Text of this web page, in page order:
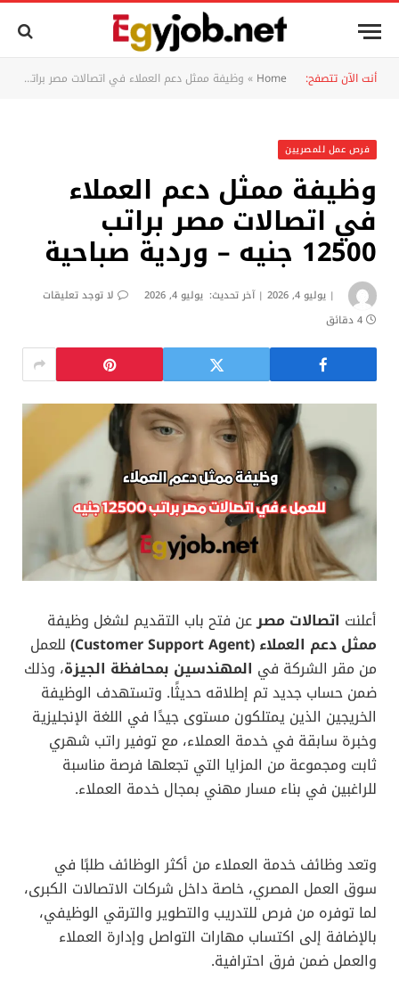
أنت الآن تتصفح: Home
» وظيفة ممثل دعم العملاء في اتصالات مصر براتب 12500 جنيه – وردية صباحية
فرص عمل للمصريين
وظيفة ممثل دعم العملاء
في اتصالات مصر براتب
12500 جنيه – وردية صباحية
يوليو 4, 2026 آخر تحديث: يوليو 4, 2026
لا توجد تعليقات
4 دقائق
أعلنت اتصالات مصرعن فتح باب التقديم لشغل وظيفة
ممثل دعم العملاء (Customer Support Agent)
للعمل
من مقر الشركة في المهندسين بمحافظة الجيزة، وذلك
ضمن حساب جديد تم إطلاقه حديثًا. وتستهدف الوظيفة
الخريجين الذين يمتلكون مستوى جيدًا في اللغة الإنجليزية
وخبرة سابقة في خدمة العملاء، مع توفير راتب شهري
ثابت ومجموعة من المزايا التي تجعلها فرصة مناسبة
للراغبين في بناء مسار مهني بمجال خدمة العملاء.
وتعد وظائف خدمة العملاء من أكثر الوظائف طلبًا في
سوق العمل المصري، خاصة داخل شركات الاتصالات الكبرى،
لما توفره من فرص للتدريب والتطوير والترقي الوظيفي،
بالإضافة إلى اكتساب مهارات التواصل وإدارة العملاء
والعمل ضمن فرق احترافية.